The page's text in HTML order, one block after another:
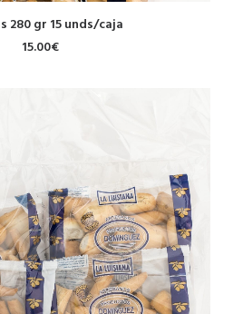
LEER MÁS
280 gr 15 unds/caja
15.00€